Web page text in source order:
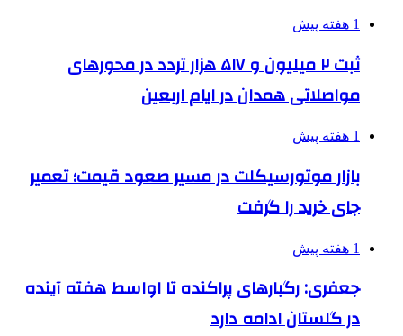
1 هفته پیش
ثبت ۲ میلیون و ۵۱۷ هزار تردد در محورهای
مواصلاتی همدان در ایام اربعین
1 هفته پیش
بازار موتورسیکلت در مسیر صعود قیمت؛ تعمیر
جای خرید را گرفت
1 هفته پیش
جعفری: رگبارهای پراکنده تا اواسط هفته آینده
در گلستان ادامه دارد